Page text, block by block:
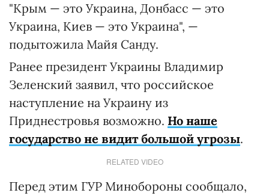
"Крым — это Украина, Донбасс — это
Украина, Киев — это Украина", —
подытожила Майя Санду.
Ранее президент Украины Владимир
Зеленский заявил, что российское
наступление на Украину из
Приднестровья возможно. Но наше
государство не видит большой угрозы.
RELATED VIDEO
Перед этим ГУР Минобороны сообщало,